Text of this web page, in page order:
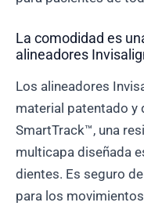
La comodidad es
alineadores
Los alineadores
material patentado y
SmartTrack™, una
multicapa diseñada
dientes. Es seguro
para los